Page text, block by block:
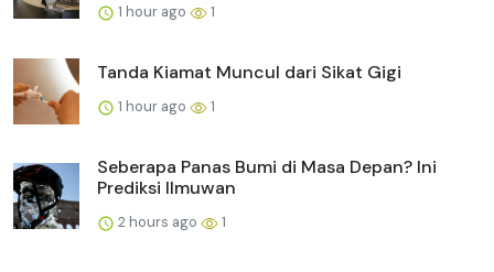
1 hour ago 1
Tanda Kiamat Muncul dari Sikat Gigi
1 hour ago 1
Seberapa Panas Bumi di Masa Depan? Ini
Prediksi Ilmuwan
2 hours ago 1